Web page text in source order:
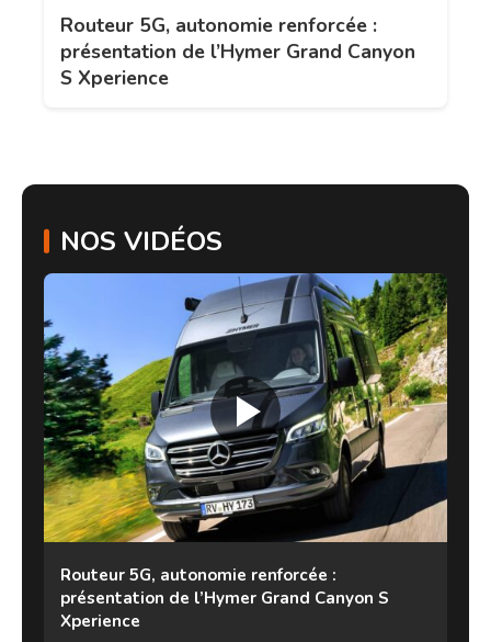
Routeur 5G, autonomie renforcée :
présentation de l’Hymer Grand Canyon
S Xperience
NOS VIDÉOS
Routeur 5G, autonomie renforcée :
présentation de l’Hymer Grand Canyon S
Xperience